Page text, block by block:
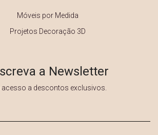
Móveis por Medida
Projetos Decoração 3D
a Newsletter
acesso a descontos exclusivos.